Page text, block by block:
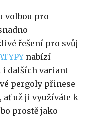
volbou pro
řešení pro svůj
nabízí
i dalších variant
pergoly přinese
ať už ji využíváte k
prostě jako